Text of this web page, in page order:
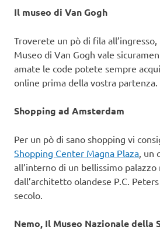
Il museo di Van Gogh
Troverete un pò di fila all’ingresso,
Museo di Van Gogh vale
amate le code potete sempre
online prima della vostra partenza.
Shopping ad Amsterdam
Per un pò di sano shopping vi
Shopping Center Magna Plaza ,
all’interno di un bellissimo
dall’architetto olandese P.C.
secolo.
Nemo, Il Museo Nazionale della